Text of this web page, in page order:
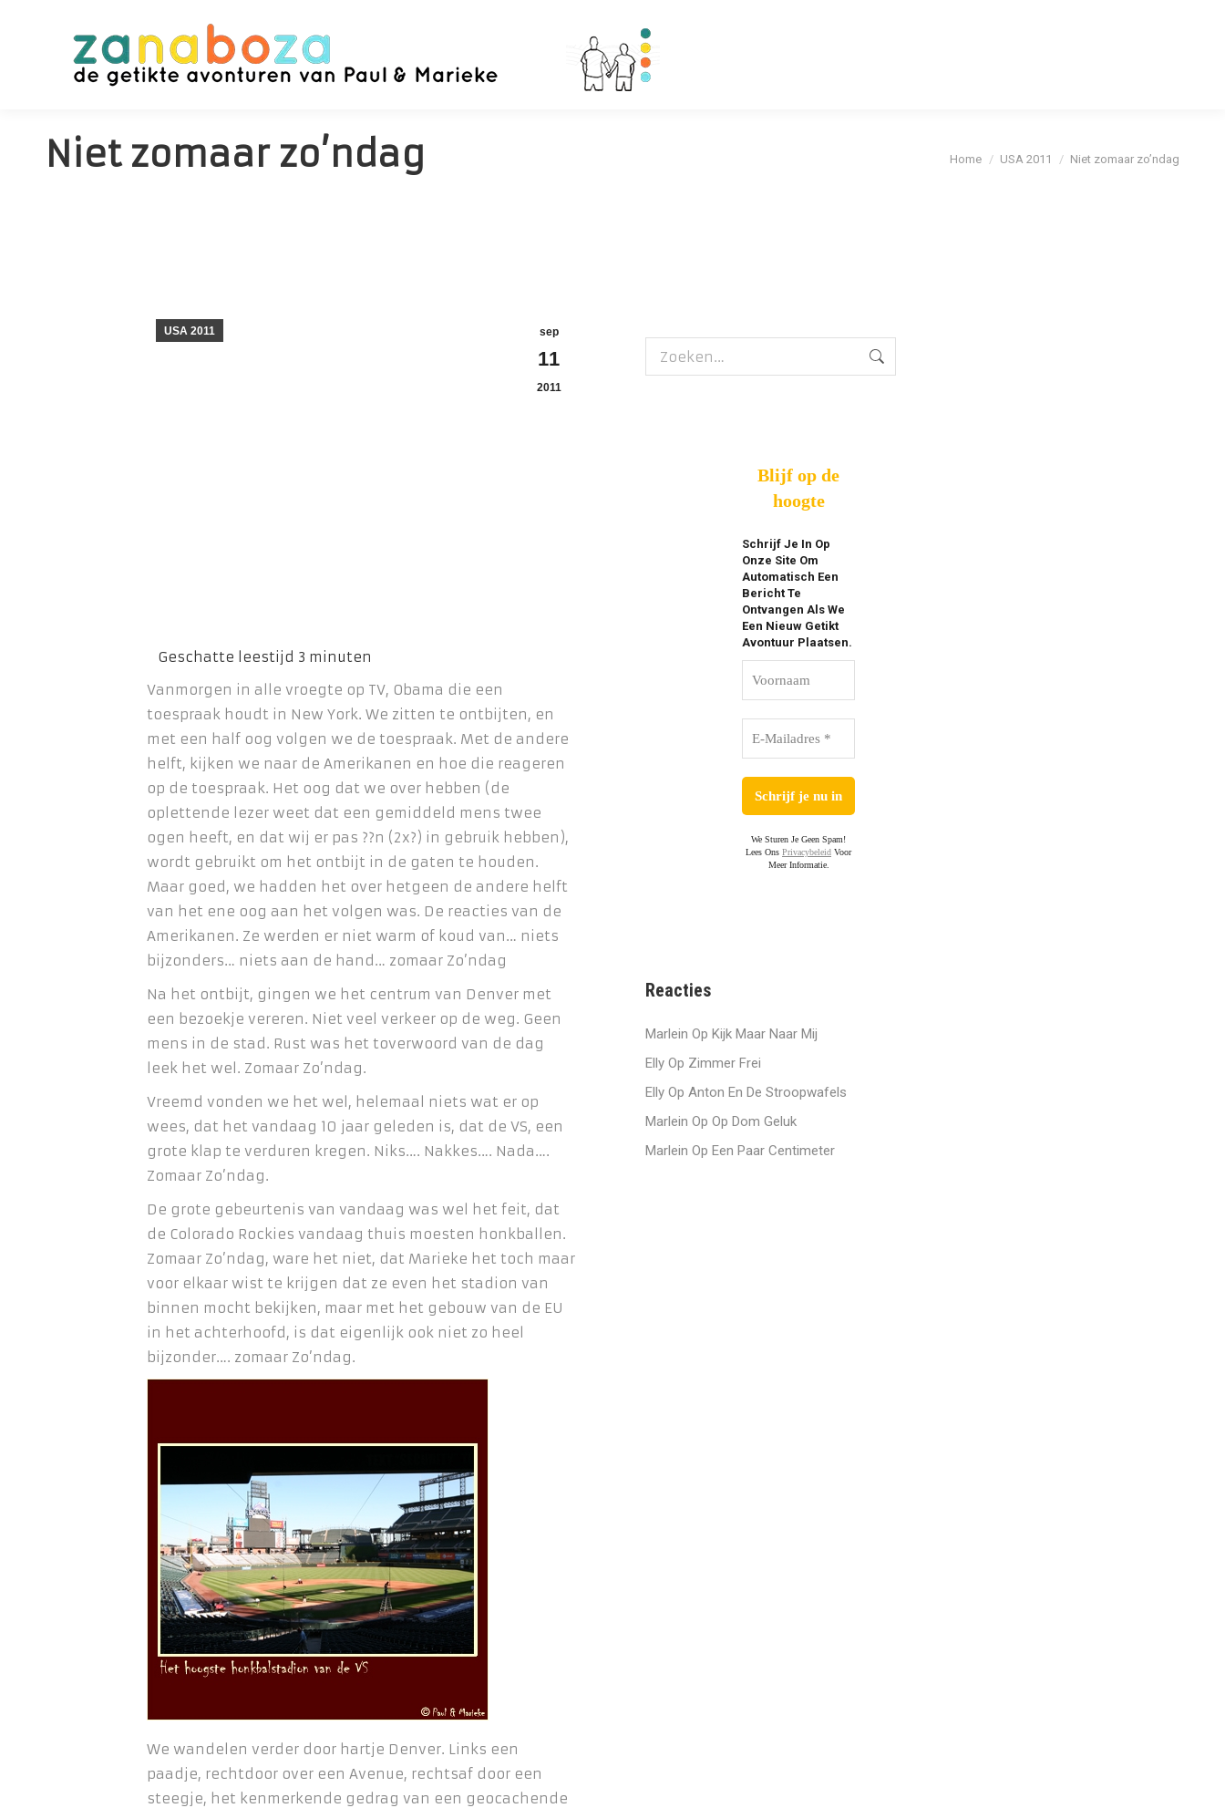
Niet zomaar zo’ndag Je bent hier:
Home USA 2011 Niet zomaar zo’ndag
sep
11
2011
USA 2011
Vanmorgen in alle vroegte op TV, Obama die een
toespraak houdt in New York. We zitten te ontbijten, en
met een half oog volgen we de toespraak. Met de andere
helft, kijken we naar de Amerikanen en hoe die reageren
op de toespraak. Het oog dat we over hebben (de
oplettende lezer weet dat een gemiddeld mens twee
ogen heeft, en dat wij er pas ??n (2x?) in gebruik hebben),
wordt gebruikt om het ontbijt in de gaten te houden.
Maar goed, we hadden het over hetgeen de andere helft
van het ene oog aan het volgen was. De reacties van de
Amerikanen. Ze werden er niet warm of koud van… niets
bijzonders… niets aan de hand… zomaar Zo’ndag
Na het ontbijt, gingen we het centrum van Denver met
een bezoekje vereren. Niet veel verkeer op de weg. Geen
mens in de stad. Rust was het toverwoord van de dag
leek het wel. Zomaar Zo’ndag.
Vreemd vonden we het wel, helemaal niets wat er op
wees, dat het vandaag 10 jaar geleden is, dat de VS, een
grote klap te verduren kregen. Niks…. Nakkes…. Nada….
Zomaar Zo’ndag.
De grote gebeurtenis van vandaag was wel het feit, dat
de Colorado Rockies vandaag thuis moesten honkballen.
Zomaar Zo’ndag, ware het niet, dat Marieke het toch maar
voor elkaar wist te krijgen dat ze even het stadion van
binnen mocht bekijken, maar met het gebouw van de EU
in het achterhoofd, is dat eigenlijk ook niet zo heel
bijzonder…. zomaar Zo’ndag.
We wandelen verder door hartje Denver. Links een
paadje, rechtdoor over een Avenue, rechtsaf door een
steegje, het kenmerkende gedrag van een geocachende
Zoeken:
Blijf op de
hoogte
Schrijf Je In Op
Onze Site Om
Automatisch Een
Bericht Te
Ontvangen Als We
Een Nieuw Getikt
Avontuur Plaatsen.
We Sturen Je Geen Spam!
Lees OnsPrivacybeleid Voor
Meer Informatie.
Reacties
Marlein Op Kijk Maar Naar Mij
Elly Op Zimmer Frei
Elly Op Anton En De Stroopwafels
Marlein Op Op Dom Geluk
Marlein Op Een Paar Centimeter